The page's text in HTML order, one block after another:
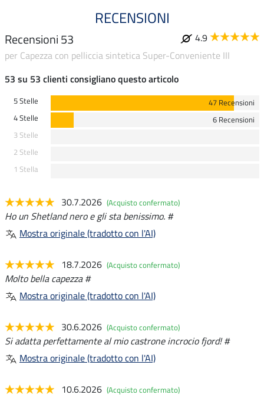
RECENSIONI
Recensioni 53
4.9
per Capezza con pelliccia sintetica Super-Conveniente III
53 su 53 clienti consigliano questo articolo
5 Stelle
47 Recensioni
4 Stelle
6 Recensioni
3 Stelle
2 Stelle
1 Stella
30.7.2026 (Acquisto confermato)
Ho un Shetland nero e gli sta benissimo. #
Mostra originale (tradotto con l'AI)
18.7.2026 (Acquisto confermato)
Molto bella capezza #
Mostra originale (tradotto con l'AI)
30.6.2026 (Acquisto confermato)
Si adatta perfettamente al mio castrone incrocio fjord! #
Mostra originale (tradotto con l'AI)
10.6.2026 (Acquisto confermato)